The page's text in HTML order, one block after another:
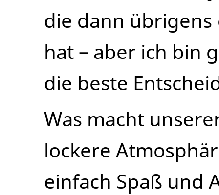
die dann
hat – aber ich bin
die beste
Was macht
lockere
einfach Spaß und